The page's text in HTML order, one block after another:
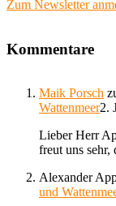
Zum Newsletter
Kommentare
Maik Porsch
Wattenmeer2.
Lieber Herr
freut uns sehr,
Alexander
und